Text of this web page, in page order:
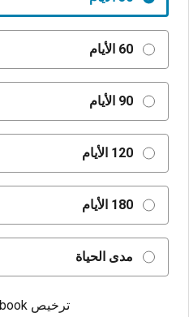
60 الأيام
90 الأيام
120 الأيام
180 الأيام
مدى الحياة
ترخيص eTextbook